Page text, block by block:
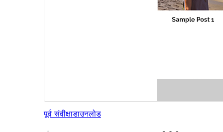
पूर्व संवीक्षाडाउनलोड